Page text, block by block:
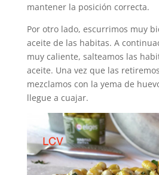
mantener la posición correcta.
Por otro lado, escurrimos muy
aceite de las habitas. A
muy caliente, salteamos las
aceite. Una vez que las
mezclamos con la yema de
llegue a cuajar.